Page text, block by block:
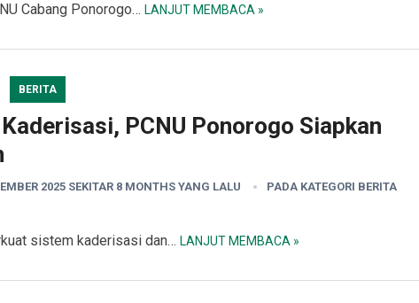
Cabang Ponorogo… LANJUT MEMBACA »
BERITA
PCNU Ponorogo Siapkan
2025 SEKITAR 8 MONTHS YANG LALU PADA KATEGORI BERITA
sistem kaderisasi dan… LANJUT MEMBACA »